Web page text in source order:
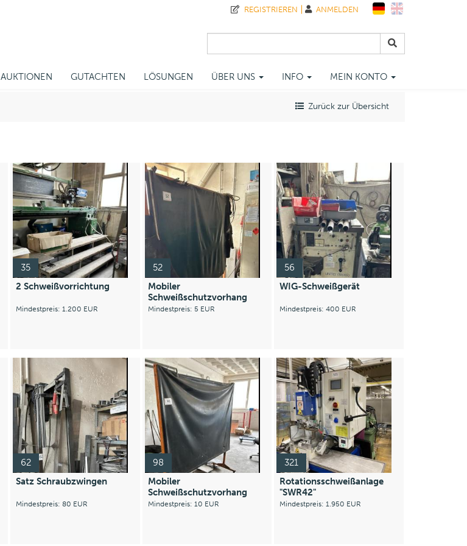
AUKTIONEN GUTACHTEN LÖSUNGEN ÜBER UNS INFO MEIN KONTO
REGISTRIEREN ANMELDEN
Zurück zur Übersicht
35
2 Schweißvorrichtung
Mindestpreis: 1.200 EUR
52
Mobiler
Schweißschutzvorhang
Mindestpreis: 5 EUR
56
WIG-Schweißgerät
Mindestpreis: 400 EUR
62
Satz Schraubzwingen
Mindestpreis: 80 EUR
98
Mobiler
Schweißschutzvorhang
Mindestpreis: 10 EUR
321
Rotationsschweißanlage
"SWR42"
Mindestpreis: 1.950 EUR